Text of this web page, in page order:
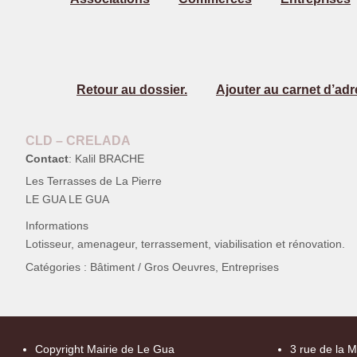
Retour au dossier. Ajouter au carnet
CLD – CRELADA
Contact: Kalil BRACHE
Les Terrasses de La Pierre
LE GUA LE GUA
Informations
Lotisseur, amenageur, terrassement, viabilisation et rénovation.
Catégories : Bâtiment / Gros Oeuvres Entreprises
Copyright Mairie de Le Gua 3 rue de la